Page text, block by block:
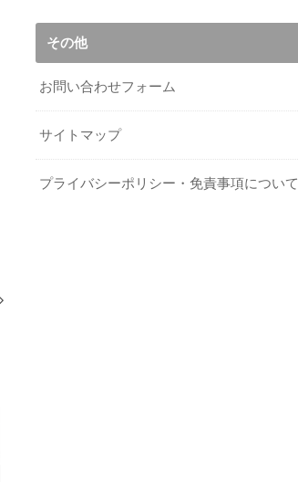
その他
お問い合わせフォーム
サイトマップ
プライバシーポリシー・免責事項について